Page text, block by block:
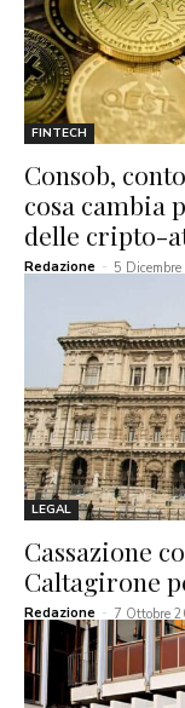
FINTECH
Consob,
cosa cambia
delle cripto-
Redazione - 5
LEGAL
Cassazione
Caltagirone
Redazione - 7 Ottobre